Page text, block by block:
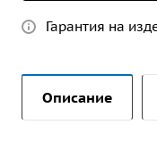
Гарантия на
Описание